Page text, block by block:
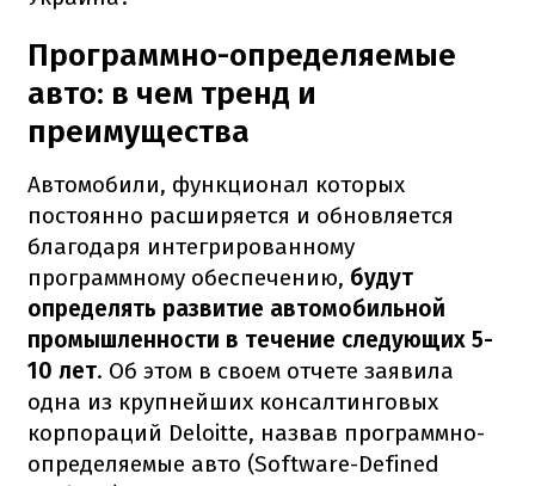
Программно-определяемые
авто: в чем тренд и
преимущества
Автомобили, функционал которых
постоянно расширяется и обновляется
благодаря интегрированному
программному обеспечению, будут
определять развитие автомобильной
промышленности в течение следующих 5-
10 лет. Об этом в своем отчете заявила
одна из крупнейших консалтинговых
корпораций Deloitte, назвав программно-
определяемые авто (Software-Defined